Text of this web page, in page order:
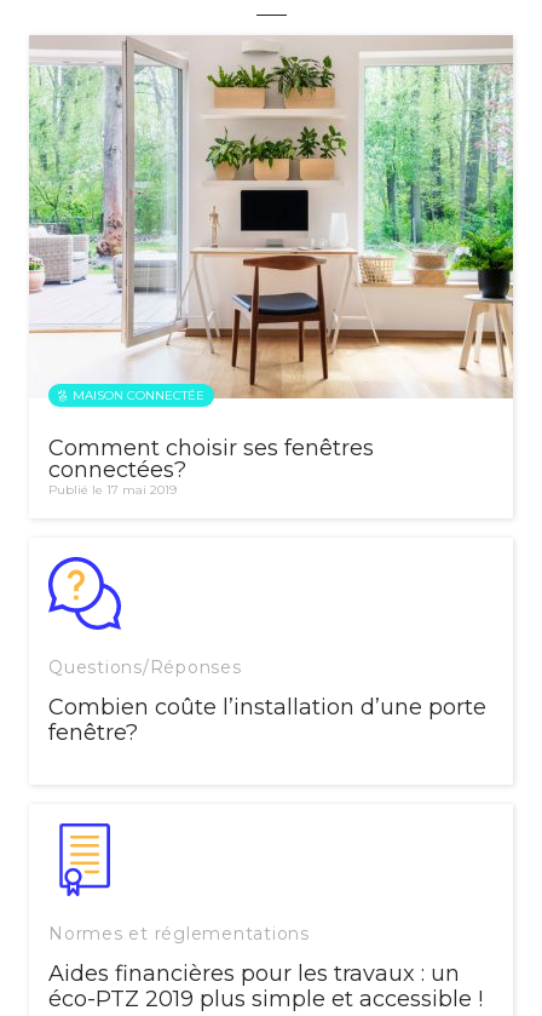
MAISON CONNECTÉE
Comment choisir ses fenêtres
connectées?
Publié le 17 mai 2019
Questions/Réponses
Combien coûte l’installation d’une porte
fenêtre?
Normes et réglementations
Aides financières pour les travaux : un
éco-PTZ 2019 plus simple et accessible !